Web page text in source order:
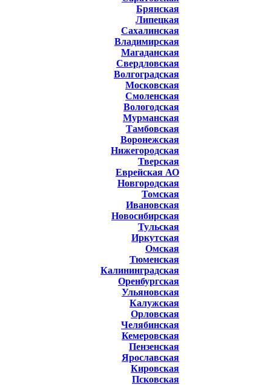
Брянская
Липецкая
Сахалинская
Владимирская
Магаданская
Свердловская
Волгоградская
Московская
Смоленская
Вологодская
Мурманская
Тамбовская
Воронежская
Нижегородская
Тверская
Еврейская АО
Новгородская
Томская
Ивановская
Новосибирская
Тульская
Иркутская
Омская
Тюменская
Калининградская
Оренбургская
Ульяновская
Калужская
Орловская
Челябинская
Кемеровская
Пензенская
Ярославская
Кировская
Псковская